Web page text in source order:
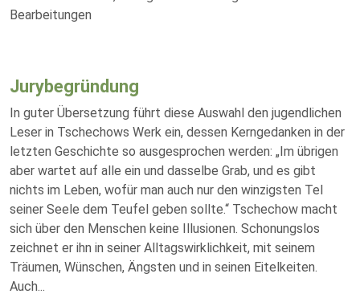
Bearbeitungen
Jurybegründung
In guter Übersetzung führt diese Auswahl den jugendlichen
Leser in Tschechows Werk ein, dessen Kerngedanken in der
letzten Geschichte so ausgesprochen werden: „Im übrigen
aber wartet auf alle ein und dasselbe Grab, und es gibt
nichts im Leben, wofür man auch nur den winzigsten Tel
seiner Seele dem Teufel geben sollte.“ Tschechow macht
sich über den Menschen keine Illusionen. Schonungslos
zeichnet er ihn in seiner Alltagswirklichkeit, mit seinem
Träumen, Wünschen, Ängsten und in seinen Eitelkeiten.
Auch...